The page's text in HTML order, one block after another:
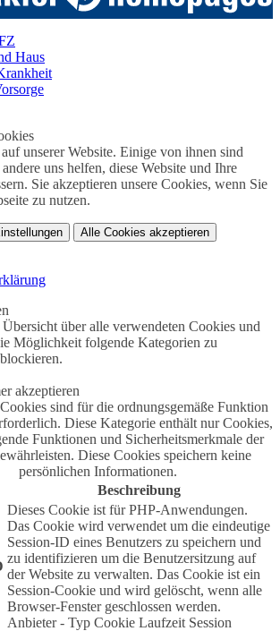
Haus
unserer Website. Einige von ihnen sind
uns helfen, diese Website und Ihre
Sie akzeptieren unsere Cookies, wenn Sie
zu nutzen.
Alle Cookies akzeptieren
über alle verwendeten Cookies und
Möglichkeit folgende Kategorien zu
akzeptieren
sind für die ordnungsgemäße Funktion
Diese Kategorie enthält nur Cookies,
Funktionen und Sicherheitsmerkmale der
Diese Cookies speichern keine
persönlichen Informationen.
Beschreibung
Dieses Cookie ist für PHP-Anwendungen.
Das Cookie wird verwendet um die eindeutige
Session-ID eines Benutzers zu speichern und
zu identifizieren um die Benutzersitzung auf
der Website zu verwalten. Das Cookie ist ein
Session-Cookie und wird gelöscht, wenn alle
Browser-Fenster geschlossen werden.
Anbieter - Typ Cookie Laufzeit Session